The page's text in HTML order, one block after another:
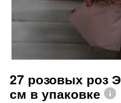
27 розовых роз
см в упаковке